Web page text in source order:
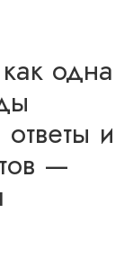
одна
и
—